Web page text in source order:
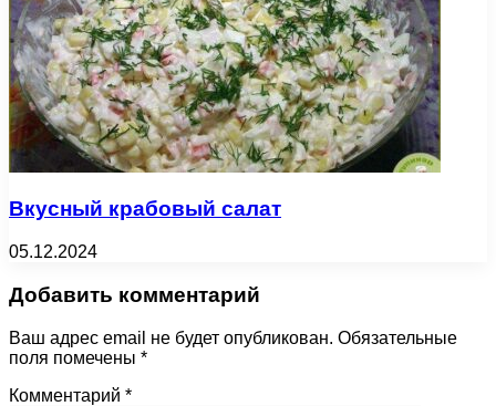
Вкусный крабовый салат
05.12.2024
Добавить комментарий
Ваш адрес email не будет опубликован. Обязательные
поля помечены *
Комментарий *